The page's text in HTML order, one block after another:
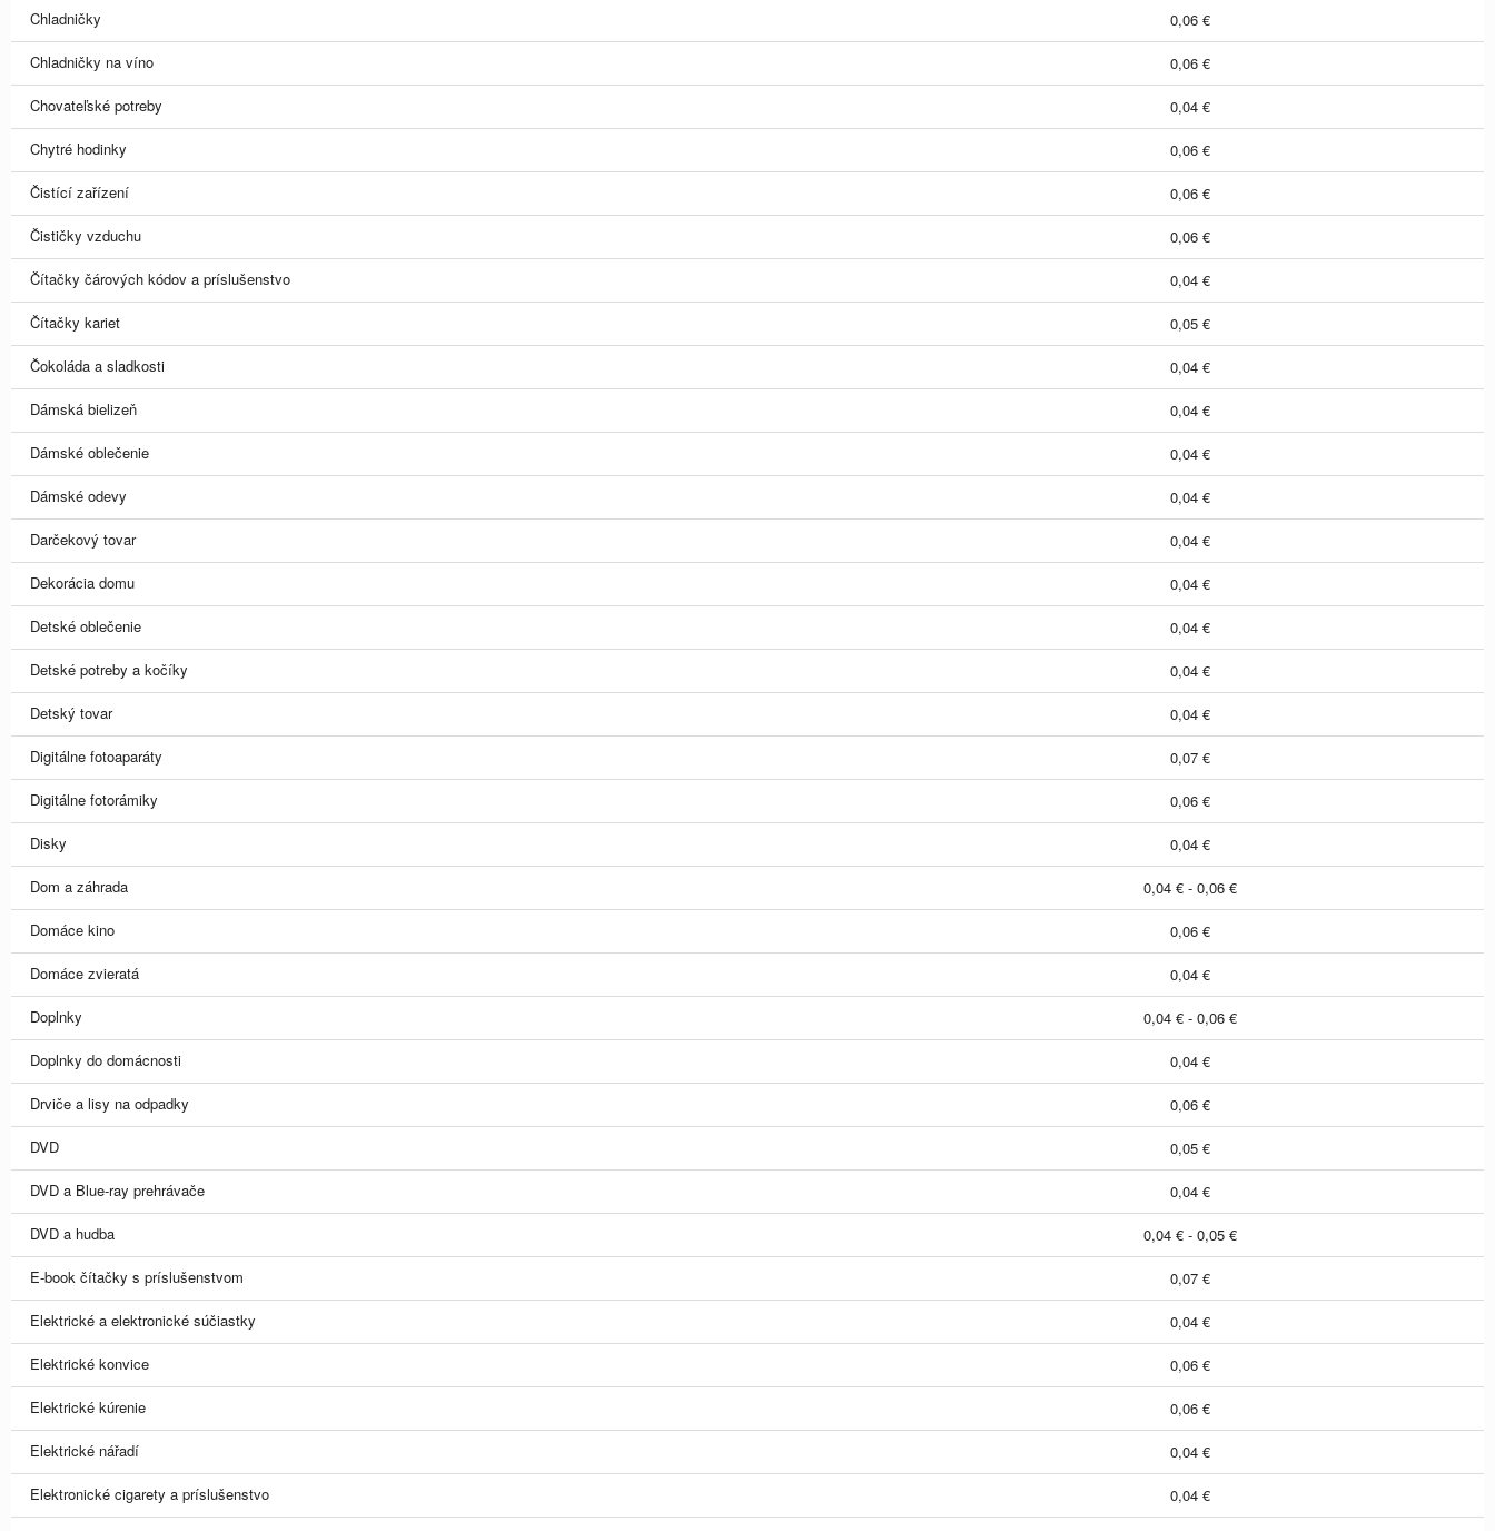
Chladničky
0,06 €
Chladničky na víno
0,06 €
Chovateľské potreby
0,04 €
Chytré hodinky
0,06 €
Čistící zařízení
0,06 €
Čističky vzduchu
0,06 €
Čítačky čárových kódov a príslušenstvo
0,04 €
Čítačky kariet
0,05 €
Čokoláda a sladkosti
0,04 €
Dámská bielizeň
0,04 €
Dámské oblečenie
0,04 €
Dámské odevy
0,04 €
Darčekový tovar
0,04 €
Dekorácia domu
0,04 €
Detské oblečenie
0,04 €
Detské potreby a kočíky
0,04 €
Detský tovar
0,04 €
Digitálne fotoaparáty
0,07 €
Digitálne fotorámiky
0,06 €
Disky
0,04 €
Dom a záhrada
0,04 € - 0,06 €
Domáce kino
0,06 €
Domáce zvieratá
0,04 €
Doplnky
0,04 € - 0,06 €
Doplnky do domácnosti
0,04 €
Drviče a lisy na odpadky
0,06 €
DVD
0,05 €
DVD a Blue-ray prehrávače
0,04 €
DVD a hudba
0,04 € - 0,05 €
E-book čítačky s príslušenstvom
0,07 €
Elektrické a elektronické súčiastky
0,04 €
Elektrické konvice
0,06 €
Elektrické kúrenie
0,06 €
Elektrické nářadí
0,04 €
Elektronické cigarety a príslušenstvo
0,04 €